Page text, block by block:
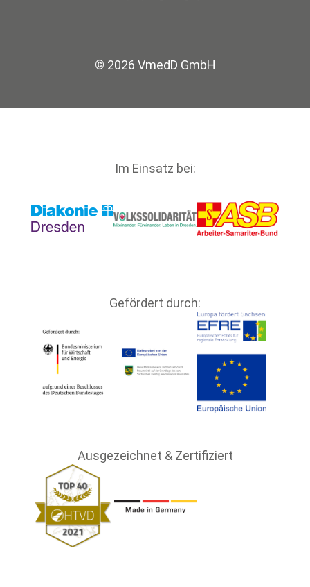
© 2026 VmedD GmbH
Im Einsatz bei:
Gefördert durch:
Ausgezeichnet & Zertifiziert